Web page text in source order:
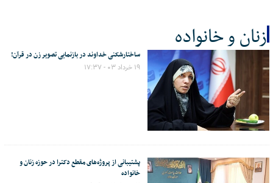
زنان و خانواده
ساختارشکنی خداوند در بازنمایی تصویر زن در قرآن!
۱۹ خرداد ۰۳ - ۱۷:۳۷
پشتیبانی از پروژه‌های مقطع دکترا در حوزه زنان و
خانواده